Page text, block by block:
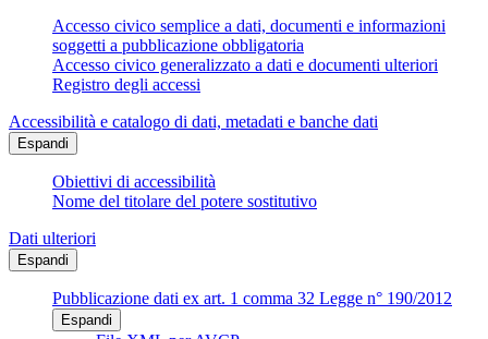
Accesso civico semplice a dati, documenti e informazioni
soggetti a pubblicazione obbligatoria
Accesso civico generalizzato a dati e documenti ulteriori
Registro degli accessi
Accessibilità e catalogo di dati, metadati e banche dati
Espandi
Obiettivi di accessibilità
Nome del titolare del potere sostitutivo
Dati ulteriori
Espandi
Pubblicazione dati ex art. 1 comma 32 Legge n° 190/2012
Espandi